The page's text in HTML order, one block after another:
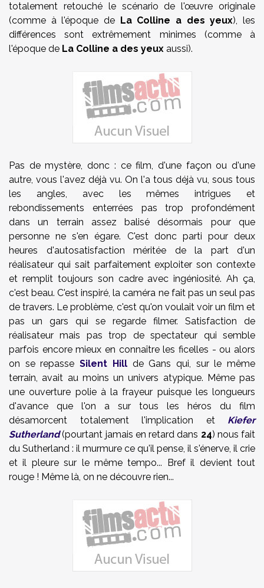
totalement retouché le scénario de l'œuvre originale
(comme à l'époque de La Colline a des yeux), les
différences sont extrêmement minimes (comme à
l'époque de La Colline a des yeux aussi).
Pas de mystère, donc : ce film, d'une façon ou d'une
autre, vous l'avez déjà vu. On l'a tous déjà vu, sous tous
les angles, avec les mêmes intrigues et
rebondissements enterrées pas trop profondément
dans un terrain assez balisé désormais pour que
personne ne s'en égare. C'est donc parti pour deux
heures d'autosatisfaction méritée de la part d'un
réalisateur qui sait parfaitement exploiter son contexte
et remplit toujours son cadre avec ingéniosité. Ah ça,
c'est beau. C'est inspiré, la caméra ne fait pas un seul pas
de travers. Le problème, c'est qu'on voulait voir un film et
pas un gars qui se regarde filmer. Satisfaction de
réalisateur mais pas trop de spectateur qui semble
parfois encore mieux en connaître les ficelles - ou alors
on se repasseSilent Hillde Gans qui, sur le même
terrain, avait au moins un univers atypique. Même pas
une ouverture polie à la frayeur puisque les longueurs
d'avance que l'on a sur tous les héros du film
désamorcent totalement l'implication et Kiefer
Sutherland(pourtant jamais en retard dans 24) nous fait
du Sutherland : il murmure ce qu'il pense, il s'énerve, il crie
et il pleure sur le même tempo... Bref il devient tout
rouge ! Même là, on ne découvre rien...